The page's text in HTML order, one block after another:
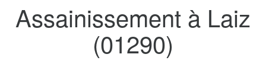
Assainissement à Laiz
(01290)